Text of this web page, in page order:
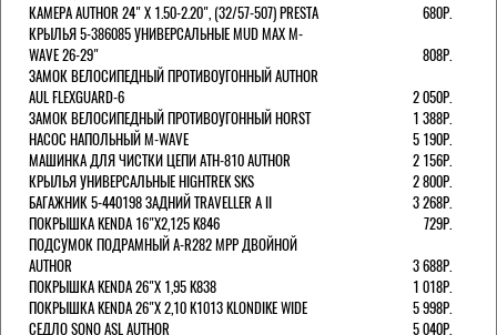
КАМЕРА AUTHOR 24" Х 1.50-2.20", (32/57-507) PRESTA
680Р.
КРЫЛЬЯ 5-386085 УНИВЕРСАЛЬНЫЕ MUD MAX M-
WAVE 26-29"
808Р.
ЗАМОК ВЕЛОСИПЕДНЫЙ ПРОТИВОУГОННЫЙ AUTHOR
AUL FLEXGUARD-6
2 050Р.
ЗАМОК ВЕЛОСИПЕДНЫЙ ПРОТИВОУГОННЫЙ HORST
1 388Р.
НАСОС НАПОЛЬНЫЙ M-WAVE
5 190Р.
МАШИНКА ДЛЯ ЧИСТКИ ЦЕПИ ATH-810 AUTHOR
2 156Р.
КРЫЛЬЯ УНИВЕРСАЛЬНЫЕ HIGHTREK SKS
2 800Р.
БАГАЖНИК 5-440198 ЗАДНИЙ TRAVELLER A II
3 268Р.
ПОКРЫШКА KENDA 16"Х2,125 K846
729Р.
ПОДСУМОК ПОДРАМНЫЙ A-R282 MPP ДВОЙНОЙ
AUTHOR
3 688Р.
ПОКРЫШКА KENDA 26"Х 1,95 K838
1 018Р.
ПОКРЫШКА KENDA 26"Х 2,10 K1013 KLONDIKE WIDE
5 998Р.
СЕДЛО SONO ASL AUTHOR
5 040Р.